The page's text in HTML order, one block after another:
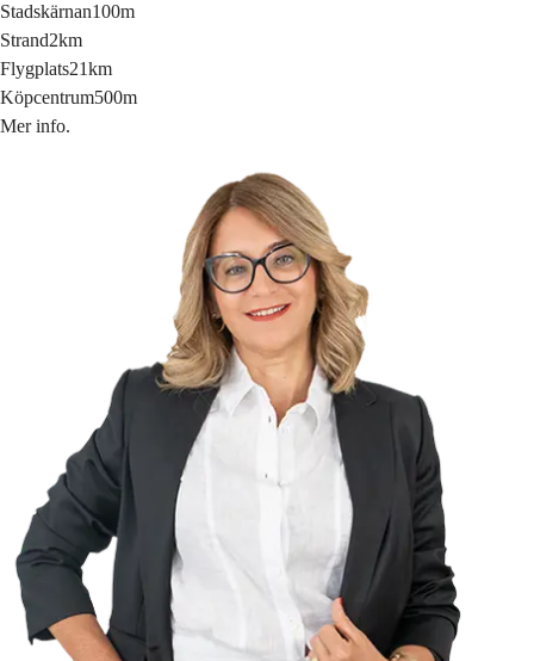
Stadskärnan100m
Strand2km
Flygplats21km
Köpcentrum500m
Mer info.